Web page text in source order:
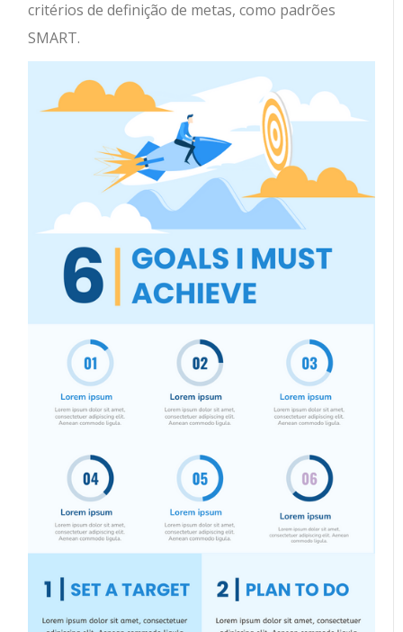
critérios de definição de metas, como padrões
SMART.